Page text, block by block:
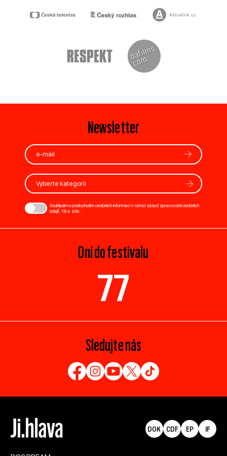
Newsletter
Vyberte kategorii
Souhlasím s poskytnutím osobních informací v rámci zásad zpracování osobních
údajů. Více zde
Dní do festivalu
77
Sledujte nás
DOK CDF EP IF